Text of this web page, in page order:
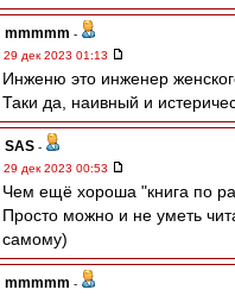
mmmmm -
29 дек 2023 01:13
Инженю это инженер
Таки да, наивный и
SAS -
29 дек 2023 00:53
Чем ещё хороша "книга по
Просто можно и не уметь
самому)
mmmmm -